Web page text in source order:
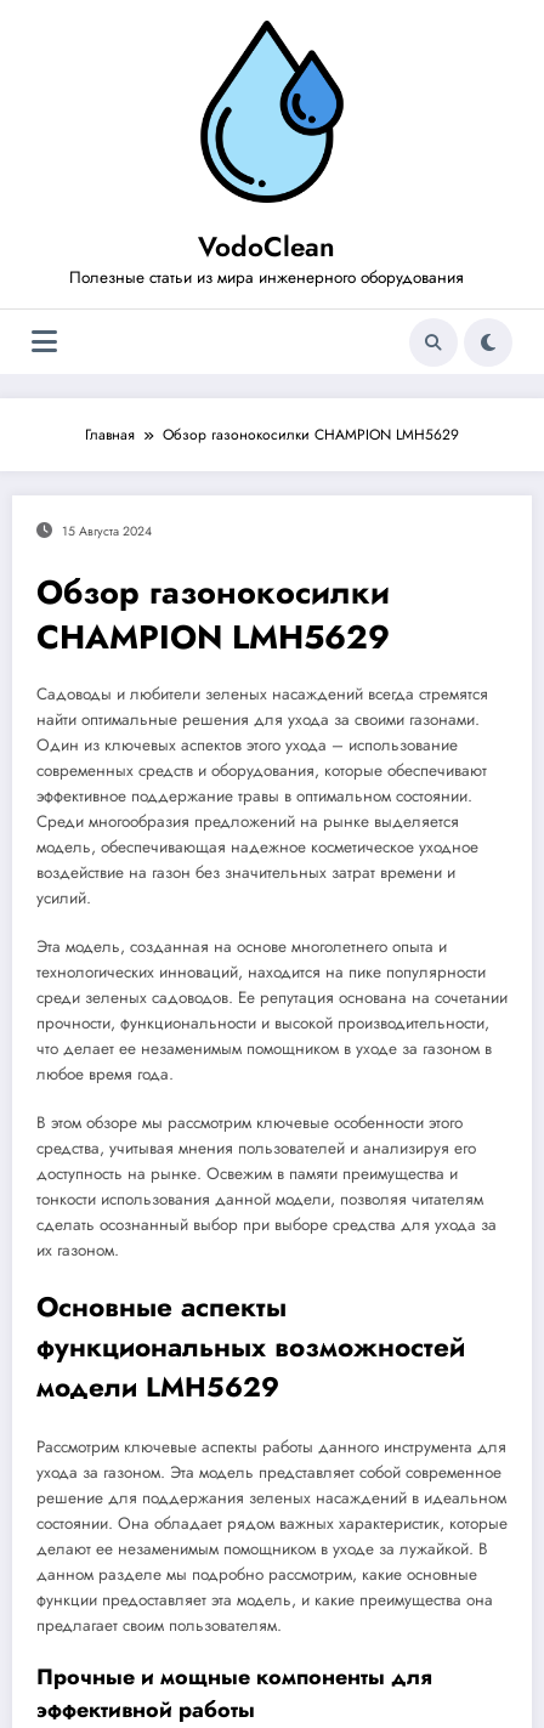
VodoClean
Полезные статьи из мира инженерного оборудования
Главная Обзор газонокосилки CHAMPION LMH5629
15 Августа 2024
Обзор газонокосилки
CHAMPION LMH5629
Садоводы и любители зеленых насаждений всегда стремятся
найти оптимальные решения для ухода за своими газонами.
Один из ключевых аспектов этого ухода – использование
современных средств и оборудования, которые обеспечивают
эффективное поддержание травы в оптимальном состоянии.
Среди многообразия предложений на рынке выделяется
модель, обеспечивающая надежное косметическое уходное
воздействие на газон без значительных затрат времени и
усилий.
Эта модель, созданная на основе многолетнего опыта и
технологических инноваций, находится на пике популярности
среди зеленых садоводов. Ее репутация основана на сочетании
прочности, функциональности и высокой производительности,
что делает ее незаменимым помощником в уходе за газоном в
любое время года.
В этом обзоре мы рассмотрим ключевые особенности этого
средства, учитывая мнения пользователей и анализируя его
доступность на рынке. Освежим в памяти преимущества и
тонкости использования данной модели, позволяя читателям
сделать осознанный выбор при выборе средства для ухода за
их газоном.
Основные аспекты
функциональных возможностей
модели LMH5629
Рассмотрим ключевые аспекты работы данного инструмента для
ухода за газоном. Эта модель представляет собой современное
решение для поддержания зеленых насаждений в идеальном
состоянии. Она обладает рядом важных характеристик, которые
делают ее незаменимым помощником в уходе за лужайкой. В
данном разделе мы подробно рассмотрим, какие основные
функции предоставляет эта модель, и какие преимущества она
предлагает своим пользователям.
Прочные и мощные компоненты для
эффективной работы